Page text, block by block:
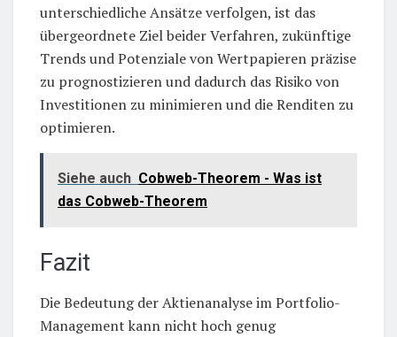
unterschiedliche Ansätze verfolgen, ist das
übergeordnete Ziel beider Verfahren, zukünftige
Trends und Potenziale von Wertpapieren präzise
zu prognostizieren und dadurch das Risiko von
Investitionen zu minimieren und die Renditen zu
optimieren.
Siehe auch Cobweb-Theorem - Was ist
das Cobweb-Theorem
Fazit
Die Bedeutung der Aktienanalyse im Portfolio-
Management kann nicht hoch genug